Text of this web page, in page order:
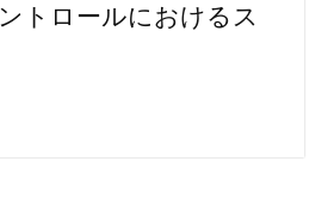
トロールにおけるス